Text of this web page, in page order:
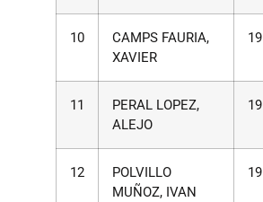
10
CAMPS FAURIA,
XAVIER
19
11
PERAL LOPEZ,
ALEJO
19
12
POLVILLO
MUÑOZ, IVAN
19